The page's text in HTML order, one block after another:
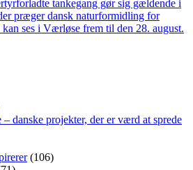
danske projekter, der er værd at sprede
(106)